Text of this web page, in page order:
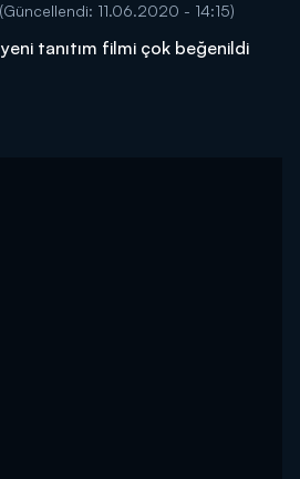
(Güncellendi: 11.06.2020 - 14:15)
tanıtım filmi çok beğenildi